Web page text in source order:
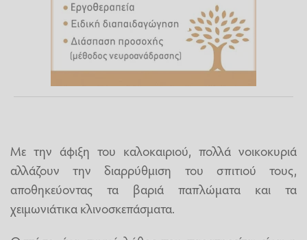
Με την άφιξη του καλοκαιριού, πολλά νοικοκυριά
αλλάζουν την διαρρύθμιση του σπιτιού τους,
αποθηκεύοντας τα βαριά παπλώματα και τα
χειμωνιάτικα κλινοσκεπάσματα.